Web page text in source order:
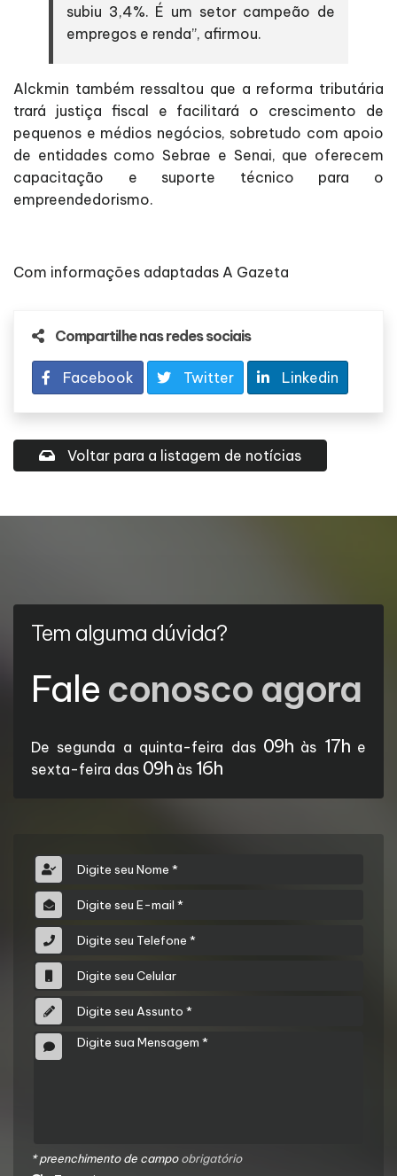
subiu 3,4%. É um setor campeão de
empregos e renda”, afirmou.
Alckmin também ressaltou que a reforma tributária
trará justiça fiscal e facilitará o crescimento de
pequenos e médios negócios, sobretudo com apoio
de entidades como Sebrae e Senai, que oferecem
capacitação e suporte técnico para o
empreendedorismo.
Com informações adaptadas A Gazeta
Compartilhe nas redes sociais
Facebook Twitter Linkedin
Voltar para a listagem de notícias
Tem alguma dúvida?
Fale conosco agora
De segunda a quinta-feira das 09hàs 17he
sexta-feira das 09h às 16h
* preenchimento de campoobrigatório